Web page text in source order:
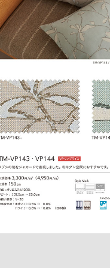
open_in_new
open_in_new商品詳細